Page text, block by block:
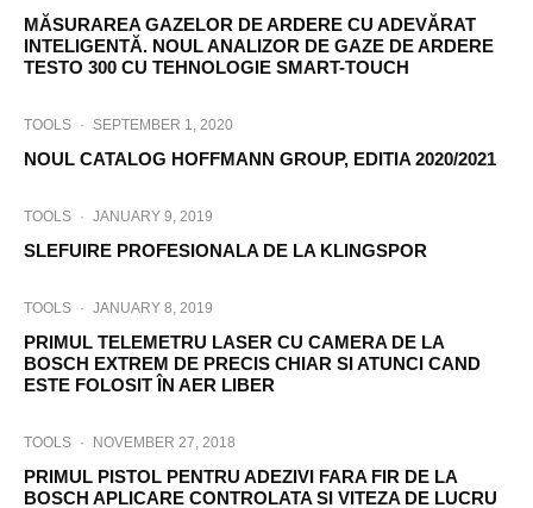
MĂSURAREA GAZELOR DE ARDERE CU ADEVĂRAT
INTELIGENTĂ. NOUL ANALIZOR DE GAZE DE ARDERE
TESTO 300 CU TEHNOLOGIE SMART-TOUCH
TOOLS · SEPTEMBER 1, 2020
NOUL CATALOG HOFFMANN GROUP, EDITIA 2020/2021
TOOLS · JANUARY 9, 2019
SLEFUIRE PROFESIONALA DE LA KLINGSPOR
TOOLS · JANUARY 8, 2019
PRIMUL TELEMETRU LASER CU CAMERA DE LA
BOSCH EXTREM DE PRECIS CHIAR SI ATUNCI CAND
ESTE FOLOSIT ÎN AER LIBER
TOOLS · NOVEMBER 27, 2018
PRIMUL PISTOL PENTRU ADEZIVI FARA FIR DE LA
BOSCH APLICARE CONTROLATA SI VITEZA DE LUCRU